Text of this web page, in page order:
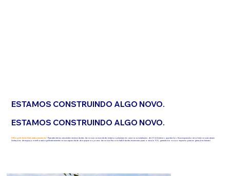
ESTAMOS CONSTRUINDO ALGO NOVO.
ESTAMOS CONSTRUINDO ALGO NOVO.
O Boys & Girls Club está crescendo!Para atender às crescentes necessidades da nossa comunidade, estamos planejando uma nova instalação de 2.044 metros quadrados. Essa expansão resolverá nossas atuais
limitações de espaço e melhorará significativamente nossa capacidade de equipar os jovens da nossa ilha com habilidades essenciais para o século XXI, garantindo nosso impacto para as gerações futuras!